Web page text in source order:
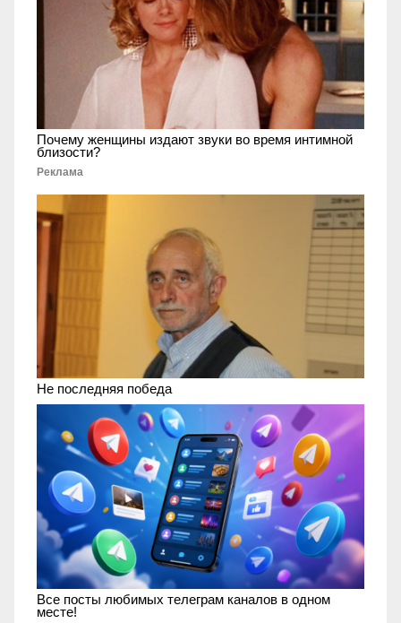
Почему женщины издают звуки во время интимной
близости?
Реклама
Не последняя победа
Все посты любимых телеграм каналов в одном
месте!